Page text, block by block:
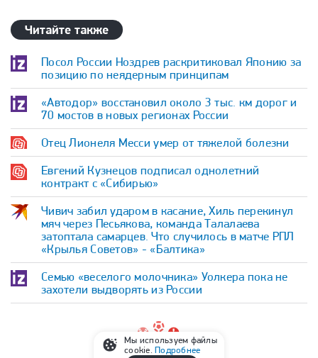
Читайте также
Посол России Ноздрев раскритиковал Японию за
позицию по неядерным принципам
«Автодор» восстановил около 3 тыс. км дорог и
70 мостов в новых регионах России
Отец Лионеля Месси умер от тяжелой болезни
Евгений Кузнецов подписал однолетний
контракт с «Сибирью»
Чивич забил ударом в касание, Хиль перекинул
мяч через Песьякова, команда Талалаева
затоптала самарцев. Что случилось в матче РПЛ
«Крылья Советов» - «Балтика»
Семью «веселого молочника» Уолкера пока не
захотели выдворять из России
Мы используем файлы
cookie.Подробнее